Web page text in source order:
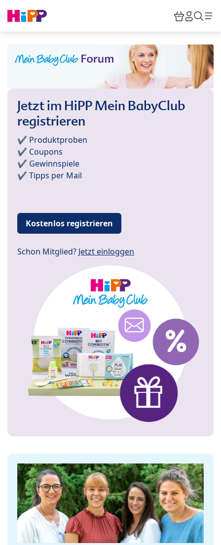
HiPP
Jetzt im HiPP Mein BabyClub
registrieren
✔️ Produktproben
✔️ Coupons
✔️ Gewinnspiele
✔️ Tipps per Mail
Kostenlos registrieren
Schon Mitglied? Jetzt einloggen